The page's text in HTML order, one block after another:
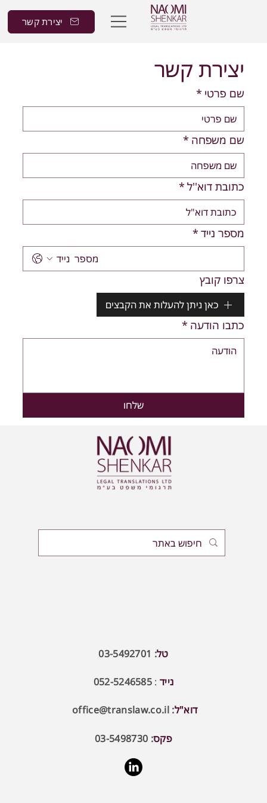
יצירת קשר
יצירת קשר
שם פרטי *
שם משפחה *
כתובת דוא''ל *
מספר נייד *
צרפו קובץ
כאן ניתן להעלות את הקבצים
כתבו הודעה *
שלחו
טל: 03-5492701
נייד :
052-5246585
דוא"ל:
office@translaw.co.il
פקס: 03-5498730